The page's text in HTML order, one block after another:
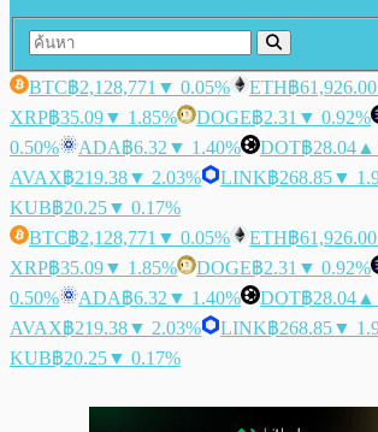
BTC฿2,128,771 ▼ 0.05% ETH฿61,926.00
XRP฿35.09▼ 1.85% DOGE฿2.31 ▼ 0.92%
0.50%
ADA฿6.32 ▼ 1.40% DOT฿28.04 ▲
AVAX฿219.38▼ 2.03% LINK฿268.85▼
KUB฿20.25▼ 0.17%
BTC฿2,128,771 ▼ 0.05% ETH฿61,926.00
XRP฿35.09▼ 1.85% DOGE฿2.31 ▼ 0.92%
0.50%
ADA฿6.32 ▼ 1.40% DOT฿28.04 ▲
AVAX฿219.38▼ 2.03% LINK฿268.85▼
KUB฿20.25▼ 0.17%